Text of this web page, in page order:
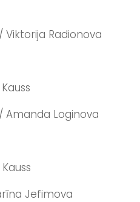
Viktorija Radionova
Amanda Loginova
Jefimova